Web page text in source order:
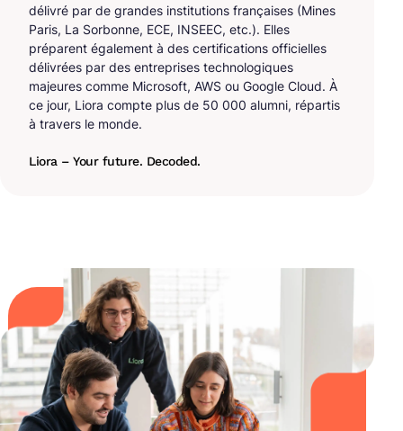
délivré par de grandes institutions françaises (Mines
Paris, La Sorbonne, ECE, INSEEC, etc.). Elles
préparent également à des certifications officielles
délivrées par des entreprises technologiques
majeures comme Microsoft, AWS ou Google Cloud. À
ce jour, Liora compte plus de 50 000 alumni, répartis
à travers le monde.
Liora – Your future. Decoded.